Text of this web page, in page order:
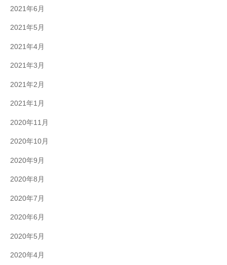
2021年6月
2021年5月
2021年4月
2021年3月
2021年2月
2021年1月
2020年11月
2020年10月
2020年9月
2020年8月
2020年7月
2020年6月
2020年5月
2020年4月